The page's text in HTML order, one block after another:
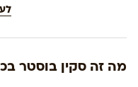
מה זה סקין בוסטר